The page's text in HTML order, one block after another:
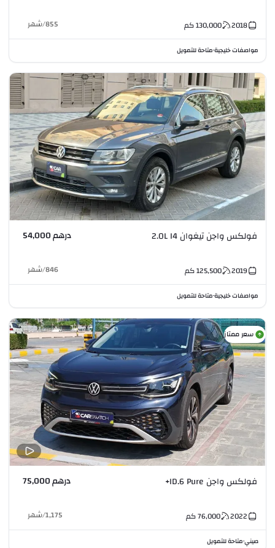
2018
130,000كم 855
/شهر
مواصفات خليجية•متاحة للتمويل
فولكس واجن تيغوان 2.0L I4 درهم 54,000
2019
125,500كم 846
/شهر
مواصفات خليجية•متاحة للتمويل
سعر ممتاز
فولكس واجن ID.6 Pure+ درهم 75,000
2022
76,000كم 1,175
/شهر
صيني•متاحة للتمويل